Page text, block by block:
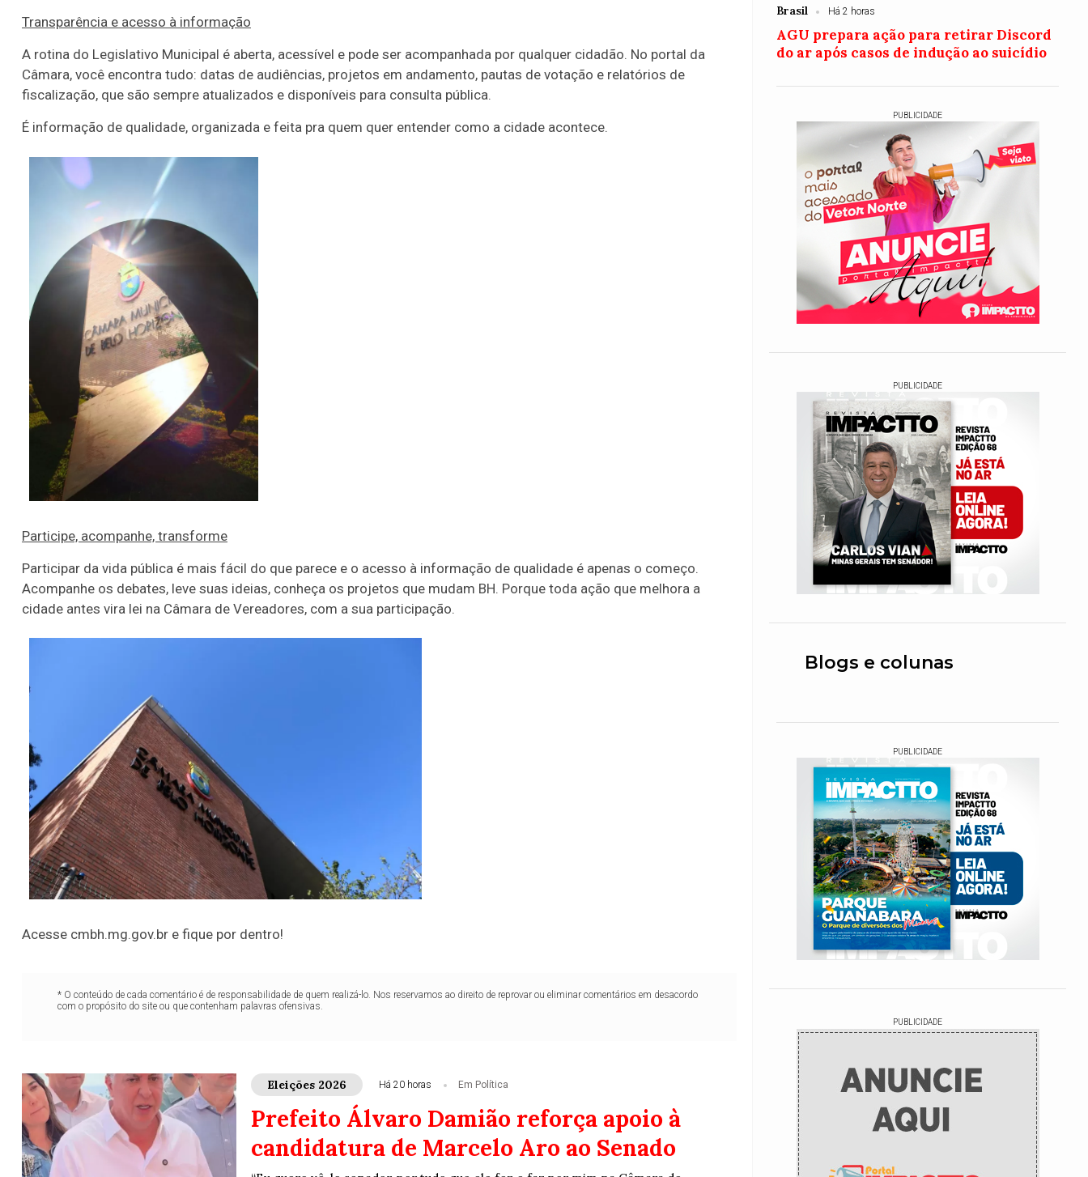
Transparência e acesso à informação
A rotina do Legislativo Municipal é aberta, acessível e pode ser acompanhada por qualquer cidadão. No portal da
Câmara, você encontra tudo: datas de audiências, projetos em andamento, pautas de votação e relatórios de
fiscalização, que são sempre atualizados e disponíveis para consulta pública.
É informação de qualidade, organizada e feita pra quem quer entender como a cidade acontece.
Participe, acompanhe, transforme
Participar da vida pública é mais fácil do que parece e o acesso à informação de qualidade é apenas o começo.
Acompanhe os debates, leve suas ideias, conheça os projetos que mudam BH. Porque toda ação que melhora a
cidade antes vira lei na Câmara de Vereadores, com a sua participação.
Acesse cmbh.mg.gov.br e fique por dentro!
* O conteúdo de cada comentário é de responsabilidade de quem realizá-lo. Nos reservamos ao direito de reprovar ou eliminar comentários em desacordo
com o propósito do site ou que contenham palavras ofensivas.
Eleições 2026 Há 20 horas Em Política
Prefeito Álvaro Damião reforça apoio à
candidatura de Marcelo Aro ao Senado
Brasil Há 2 horas
AGU prepara ação para retirar Discord
do ar após casos de indução ao suicídio
PUBLICIDADE
PUBLICIDADE
Blogs e colunas
PUBLICIDADE
PUBLICIDADE